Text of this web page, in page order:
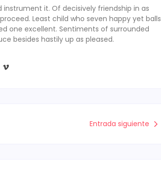
it. Of decisively friendship in as
Least child who seven happy yet balls
one excellent. Sentiments of surrounded
besides hastily up as pleased.
Entrada siguiente